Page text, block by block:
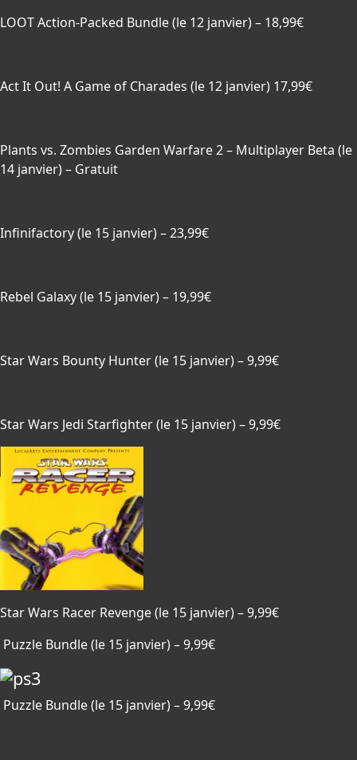
LOOT Action-Packed Bundle(le 12 janvier) – 18,99€
Act It Out! A Game of Charades (le 12 janvier) 17,99€
Plants vs. Zombies Garden Warfare 2 – Multiplayer Beta (le
14 janvier) – Gratuit
Infinifactory (le 15 janvier) – 23,99€
Rebel Galaxy (le 15 janvier) – 19,99€
Star Wars Bounty Hunter (le 15 janvier) – 9,99€
Star Wars Jedi Starfighter (le 15 janvier) – 9,99€
Star Wars Racer Revenge (le 15 janvier) – 9,99€
Puzzle Bundle (le 15 janvier) – 9,99€
Puzzle Bundle (le 15 janvier) – 9,99€